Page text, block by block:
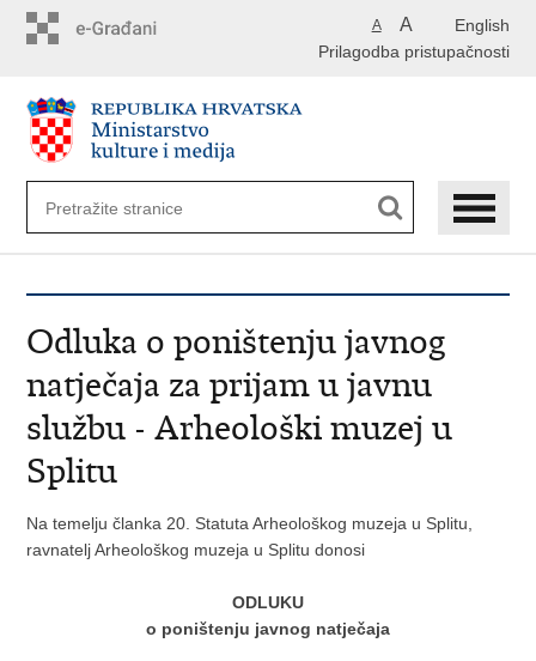
English
A A
Prilagodba pristupačnosti
Odluka o poništenju javnog
natječaja za prijam u javnu
službu - Arheološki muzej u
Splitu
Na temelju članka 20. Statuta Arheološkog muzeja u Splitu,
ravnatelj Arheološkog muzeja u Splitu donosi
ODLUKU
o poništenju javnog natječaja